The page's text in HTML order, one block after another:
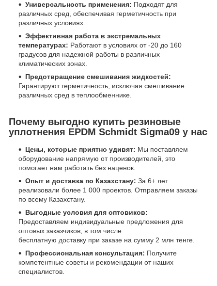
Универсальность применения: Подходят для
различных сред, обеспечивая герметичность при
различных условиях.
Эффективная работа в экстремальных
температурах: Работают в условиях от -20 до 160
градусов для надежной работы в различных
климатических зонах.
Предотвращение смешивания жидкостей:
Гарантируют герметичность, исключая смешивание
различных сред в теплообменнике.
Почему выгодно купить резиновые
уплотнения EPDM Schmidt Sigma09 у нас
Цены, которые приятно удивят: Мы поставляем
оборудование напрямую от производителей, это
помогает нам работать без наценок.
Опыт и доставка по Казахстану: За 6+ лет
реализовали более 1 000 проектов. Отправляем заказы
по всему Казахстану.
Выгодные условия для оптовиков:
Предоставляем индивидуальные предложения для
оптовых заказчиков, в том числе
бесплатную доставку при заказе на сумму 2 млн тенге.
Профессиональная консультация: Получите
компетентные советы и рекомендации от наших
специалистов.